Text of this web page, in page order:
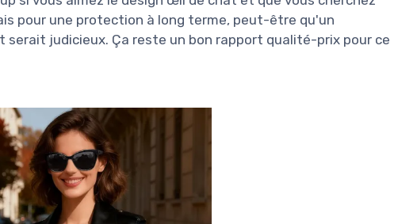
pour une protection à long terme, peut-être qu'un
judicieux. Ça reste un bon rapport qualité-prix pour ce